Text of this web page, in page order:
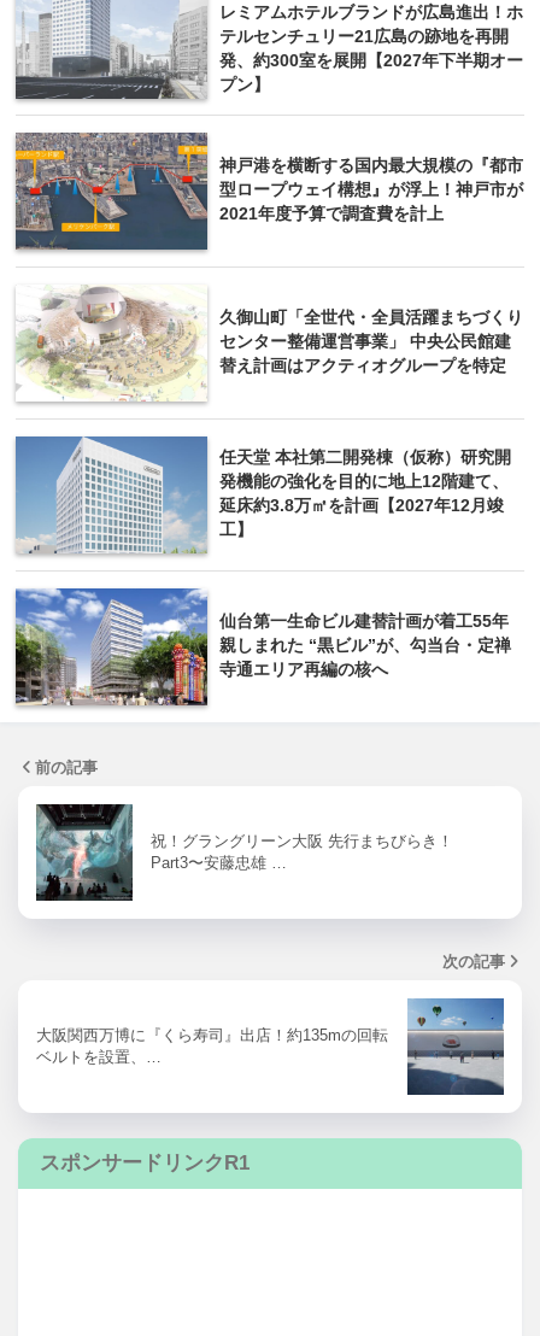
レミアムホテルブランドが広島進出！ホ
テルセンチュリー21広島の跡地を再開
発、約300室を展開【2027年下半期オー
プン】
神戸港を横断する国内最大規模の『都市
型ロープウェイ構想』が浮上！神戸市が
2021年度予算で調査費を計上
久御山町「全世代・全員活躍まちづくり
センター整備運営事業」 中央公民館建
替え計画はアクティオグループを特定
任天堂 本社第二開発棟（仮称）研究開
発機能の強化を目的に地上12階建て、
延床約3.8万㎡を計画【2027年12月竣
工】
仙台第一生命ビル建替計画が着工55年
親しまれた “黒ビル”が、勾当台・定禅
寺通エリア再編の核へ
前の記事
祝！グラングリーン大阪 先行まちびらき！
Part3〜安藤忠雄 …
次の記事
大阪関西万博に『くら寿司』出店！約135mの回転
ベルトを設置、…
スポンサードリンクR1